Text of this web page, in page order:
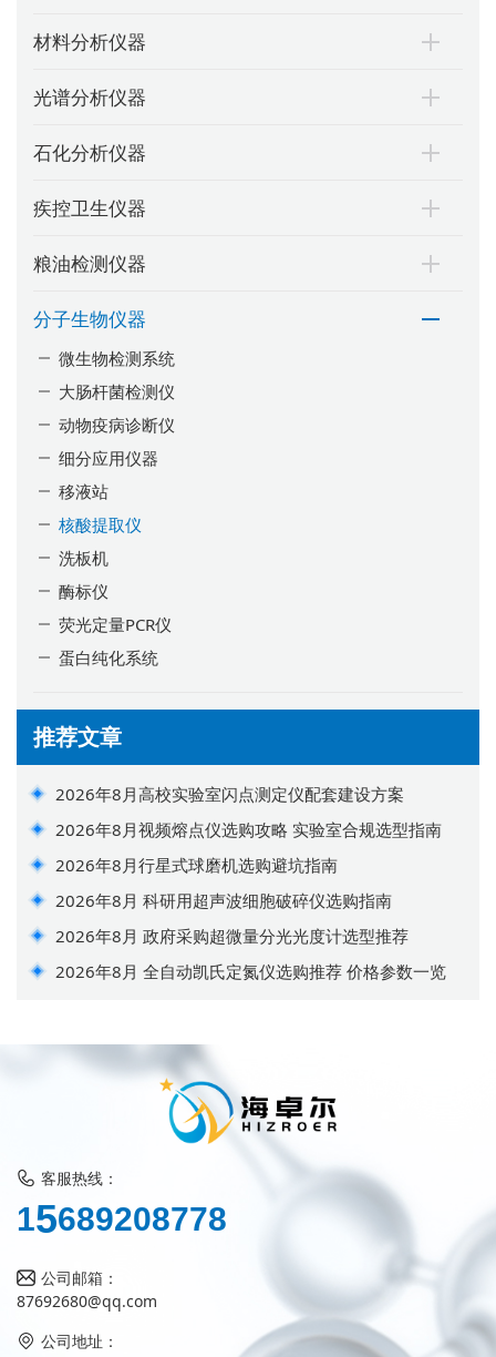
材料分析仪器
光谱分析仪器
石化分析仪器
疾控卫生仪器
粮油检测仪器
分子生物仪器
微生物检测系统
大肠杆菌检测仪
动物疫病诊断仪
细分应用仪器
移液站
核酸提取仪
洗板机
酶标仪
荧光定量PCR仪
蛋白纯化系统
推荐文章
2026年8月高校实验室闪点测定仪配套建设方案
2026年8月视频熔点仪选购攻略 实验室合规选型指南
2026年8月行星式球磨机选购避坑指南
2026年8月 科研用超声波细胞破碎仪选购指南
2026年8月 政府采购超微量分光光度计选型推荐
2026年8月 全自动凯氏定氮仪选购推荐 价格参数一览
客服热线：
15689208778
公司邮箱：
87692680@qq.com
公司地址：